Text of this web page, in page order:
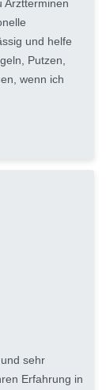
Arztterminen
und helfe
Putzen,
wenn ich
sehr
Erfahrung in